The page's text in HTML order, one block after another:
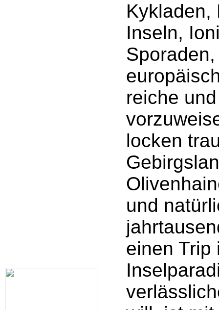
Kykladen,
Inseln,
reiche
locken
und
einen Trip